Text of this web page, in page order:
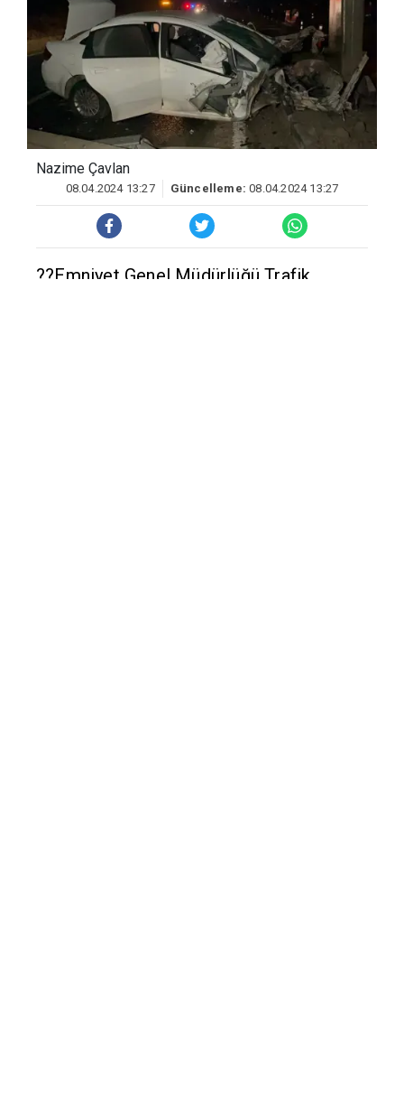
Nazime Çavlan
08.04.2024 13:27 Güncelleme: 08.04.2024 13:27
??Emniyet Genel Müdürlüğü Trafik